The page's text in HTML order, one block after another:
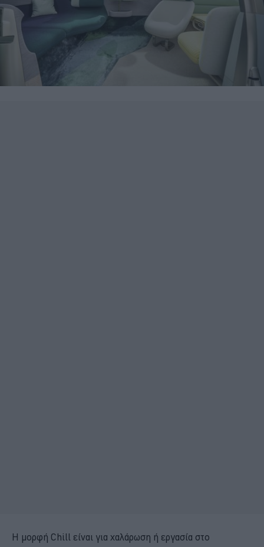
Η μορφή Chill είναι για χαλάρωση ή εργασία στο